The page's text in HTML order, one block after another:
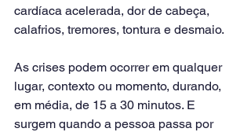
cardíaca acelerada, dor de cabeça,
calafrios, tremores, tontura e desmaio.
As crises podem ocorrer em qualquer
lugar, contexto ou momento, durando,
em média, de 15 a 30 minutos. E
surgem quando a pessoa passa por